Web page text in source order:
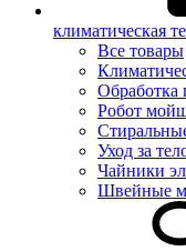
климатическая
Все товары
Обработка
Робот
Уход за
Чайники
Швейные